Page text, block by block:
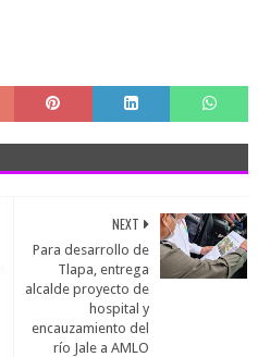
NEXT
Para desarrollo de
Tlapa, entrega
alcalde proyecto de
hospital y
encauzamiento del
río Jale a AMLO